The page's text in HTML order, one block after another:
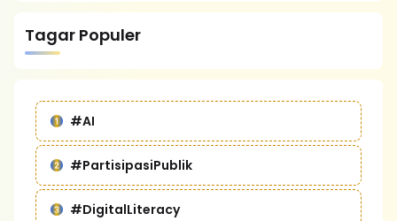
Tagar Populer
#AI
#PartisipasiPublik
#DigitalLiteracy